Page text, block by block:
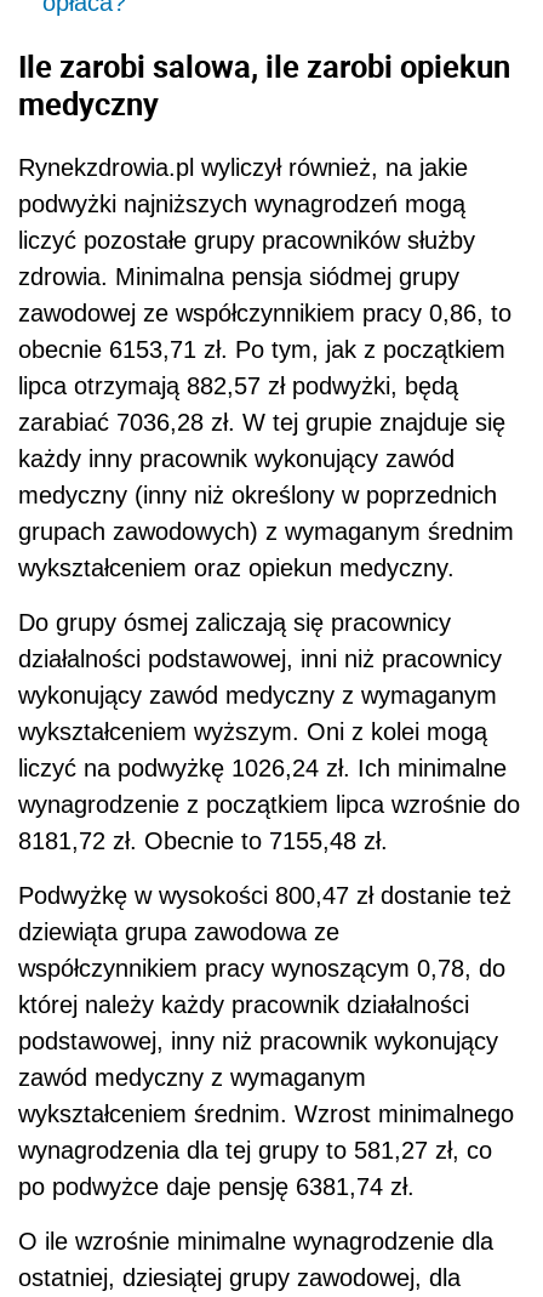
Ile zarobi salowa, ile zarobi opiekun
medyczny
Rynekzdrowia.pl wyliczył również, na jakie
podwyżki najniższych wynagrodzeń mogą
liczyć pozostałe grupy pracowników służby
zdrowia. Minimalna pensja siódmej grupy
zawodowej ze współczynnikiem pracy 0,86, to
obecnie 6153,71 zł. Po tym, jak z początkiem
lipca otrzymają 882,57 zł podwyżki, będą
zarabiać 7036,28 zł. W tej grupie znajduje się
każdy inny pracownik wykonujący zawód
medyczny (inny niż określony w poprzednich
grupach zawodowych) z wymaganym średnim
wykształceniem oraz opiekun medyczny.
Do grupy ósmej zaliczają się pracownicy
działalności podstawowej, inni niż pracownicy
wykonujący zawód medyczny z wymaganym
wykształceniem wyższym. Oni z kolei mogą
liczyć na podwyżkę 1026,24 zł. Ich minimalne
wynagrodzenie z początkiem lipca wzrośnie do
8181,72 zł. Obecnie to 7155,48 zł.
Podwyżkę w wysokości 800,47 zł dostanie też
dziewiąta grupa zawodowa ze
współczynnikiem pracy wynoszącym 0,78, do
której należy każdy pracownik działalności
podstawowej, inny niż pracownik wykonujący
zawód medyczny z wymaganym
wykształceniem średnim. Wzrost minimalnego
wynagrodzenia dla tej grupy to 581,27 zł, co
po podwyżce daje pensję 6381,74 zł.
O ile wzrośnie minimalne wynagrodzenie dla
ostatniej, dziesiątej grupy zawodowej, dla